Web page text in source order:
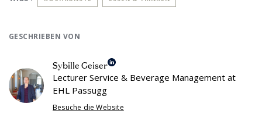
GESCHRIEBEN VON
Sybille Geiser
Lecturer Service & Beverage Management at
EHL Passugg
Besuche die Website